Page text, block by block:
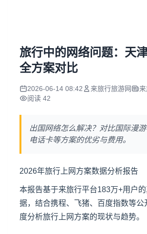
旅行中的网络问题：天
全方案对比
2026-06-14 08:42 来旅行旅游网
阅读 42
出国网络怎么解决？对比国际漫游
电话卡等方案的优劣与费用。
2026年旅行上网方案数据分析报告
本报告基于来旅行平台183万+用户
据，结合携程、飞猪、百度指数等公
度分析旅行上网方案的现状与趋势。